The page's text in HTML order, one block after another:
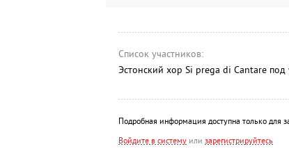
Список участников:
Эстонский хор Si prega di Cantare
Подробная информация доступна только для
Войдите в системуили зарегистрируйтесь